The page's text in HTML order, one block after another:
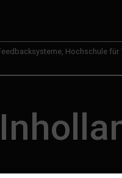
Hochschule für